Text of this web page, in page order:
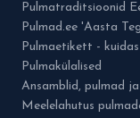
Pulmatraditsioonid
Pulmad.ee 'Aasta
Pulmaetikett -
Pulmakülalised
Ansamblid, pulmad
Meelelahutus